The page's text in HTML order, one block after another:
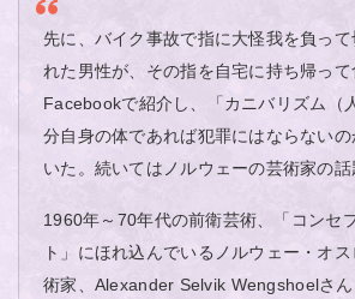
先に、バイク事故で指に大怪我を負って
れた男性が、その指を自宅に持ち帰っ
Facebookで紹介し、「カニバリズム（
分自身の体であれば犯罪にはならない
いた。続いてはノルウェーの芸術家の話
1960年～70年代の前衛芸術、「コンセ
ト」にほれ込んでいるノルウェー・オ
術家、Alexander Selvik Wengshoelさ